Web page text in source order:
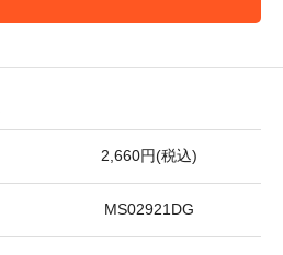
2,660円(税込)
MS02921DG